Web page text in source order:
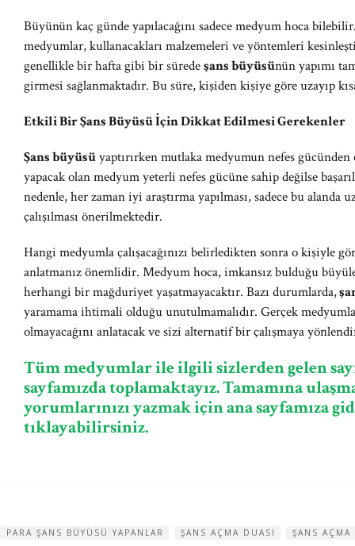
Büyünün kaç günde yapılacağını sadece medyum hoca
medyumlar, kullanacakları malzemeleri ve yöntemleri
genellikle bir hafta gibi bir süredeşans büyüsünün yapımı
girmesi sağlanmaktadır. Bu süre, kişiden kişiye göre uzayıp
Etkili Bir Şans Büyüsü İçin Dikkat Edilmesi Gerekenler
Şans büyüsüyaptırırken mutlaka medyumun nefes
yapacak olan medyum yeterli nefes gücüne sahip değilse
nedenle, her zaman iyi araştırma yapılması, sadece bu alanda
çalışılması önerilmektedir.
Hangi medyumla çalışacağınızı belirledikten sonra o kişiyle
anlatmanız önemlidir. Medyum hoca, imkansız bulduğu
herhangi bir mağduriyet yaşatmayacaktır. Bazı durumlarda,
yaramama ihtimali olduğu unutulmamalıdır. Gerçek
olmayacağını anlatacak ve sizi alternatif bir çalışmaya
Tüm medyumlar ile ilgili sizlerden gelen
sayfamızda toplamaktayız. Tamamına
yorumlarınızı yazmak için ana sayfamıza
tıklayabilirsiniz.
PARA ŞANS BÜYÜSÜ YAPANLAR ŞANS AÇMA DUASI
ŞANS